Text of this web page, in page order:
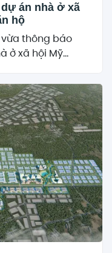
án nhà ở xã
hộ
thông báo
ở xã hội Mỹ...